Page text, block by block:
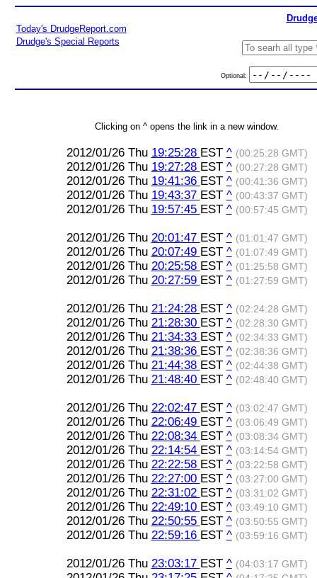
Today's DrudgeReport.com
Drudge's Special Reports
Optional:
Clicking on ^ opens the link in a new window.
2012/01/26 Thu 19:25:28 EST ^ (00:25:28 GMT)
2012/01/26 Thu 19:27:28 EST ^ (00:27:28 GMT)
2012/01/26 Thu 19:41:36 EST ^ (00:41:36 GMT)
2012/01/26 Thu 19:43:37 EST ^ (00:43:37 GMT)
2012/01/26 Thu 19:57:45 EST ^ (00:57:45 GMT)
2012/01/26 Thu 20:01:47 EST ^ (01:01:47 GMT)
2012/01/26 Thu 20:07:49 EST ^ (01:07:49 GMT)
2012/01/26 Thu 20:25:58 EST ^ (01:25:58 GMT)
2012/01/26 Thu 20:27:59 EST ^ (01:27:59 GMT)
2012/01/26 Thu 21:24:28 EST ^ (02:24:28 GMT)
2012/01/26 Thu 21:28:30 EST ^ (02:28:30 GMT)
2012/01/26 Thu 21:34:33 EST ^ (02:34:33 GMT)
2012/01/26 Thu 21:38:36 EST ^ (02:38:36 GMT)
2012/01/26 Thu 21:44:38 EST ^ (02:44:38 GMT)
2012/01/26 Thu 21:48:40 EST ^ (02:48:40 GMT)
2012/01/26 Thu 22:02:47 EST ^ (03:02:47 GMT)
2012/01/26 Thu 22:06:49 EST ^ (03:06:49 GMT)
2012/01/26 Thu 22:08:34 EST ^ (03:08:34 GMT)
2012/01/26 Thu 22:14:54 EST ^ (03:14:54 GMT)
2012/01/26 Thu 22:22:58 EST ^ (03:22:58 GMT)
2012/01/26 Thu 22:27:00 EST ^ (03:27:00 GMT)
2012/01/26 Thu 22:31:02 EST ^ (03:31:02 GMT)
2012/01/26 Thu 22:49:10 EST ^ (03:49:10 GMT)
2012/01/26 Thu 22:50:55 EST ^ (03:50:55 GMT)
2012/01/26 Thu 22:59:16 EST ^ (03:59:16 GMT)
2012/01/26 Thu 23:03:17 EST ^ (04:03:17 GMT)